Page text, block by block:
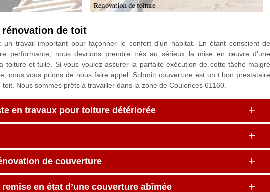
de toit
travail important pour façonner le confort d’un habitat. En étant conscient de
performante, nous devrions prendre très au sérieux la mise en œuvre d’une
toiture et tuile. Si vous voulez assurer la parfaite exécution de cette tâche malgré
nous vous prions de nous faire appel. Schmitt couverture est un t bon prestataire
Nous sommes prêts à travailler dans la zone de Coulonces 61160.
en travaux pour toiture détériorée
de couverture
en état d’une couverture abîmée